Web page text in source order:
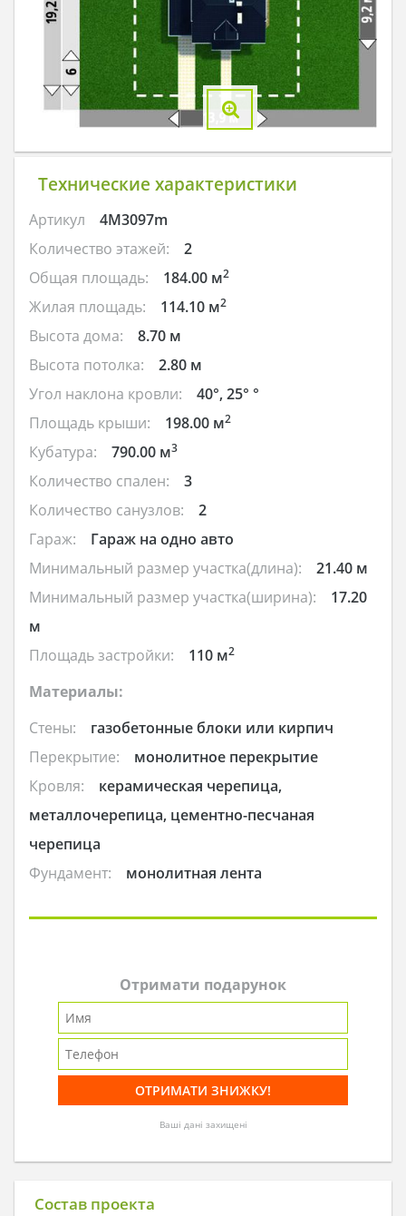
Технические характеристики
Артикул
4M3097m
Количество этажей:
2
Общая площадь:
184.00 м2
Жилая площадь: 114.10 м2
Высота дома:
8.70 м
Высота потолка:
2.80 м
Угол наклона кровли:
40°, 25° °
Площадь крыши:
198.00 м2
Кубатура: 790.00 м3
Количество спален:
3
Количество санузлов:
2
Гараж:
Гараж на одно авто
Минимальный размер участка(длина):
21.40 м
Минимальный размер участка(ширина):
17.20
м
Площадь застройки:
110 м2
Материалы:
Стены:
газобетонные блоки или кирпич
Перекрытие:
монолитное перекрытие
Кровля:
керамическая черепица,
металлочерепица, цементно-песчаная
черепица
Фундамент:
монолитная лента
Отримати подарунок
Ваші дані захищені
Состав проекта